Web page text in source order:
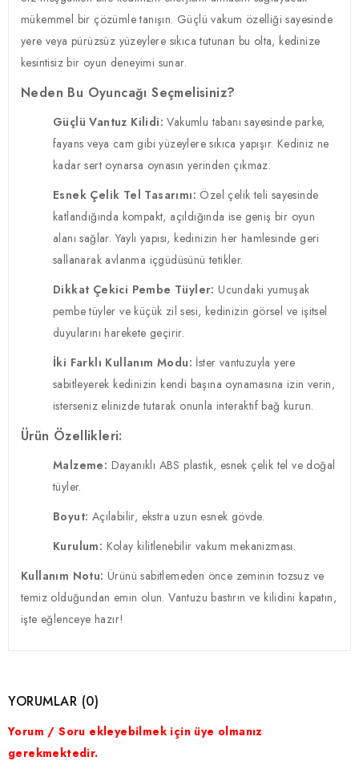
mükemmel bir çözümle tanışın. Güçlü vakum özelliği sayesinde
yere veya pürüzsüz yüzeylere sıkıca tutunan bu olta, kedinize
kesintisiz bir oyun deneyimi sunar.
Neden Bu Oyuncağı Seçmelisiniz?
Güçlü Vantuz Kilidi: Vakumlu tabanı sayesinde parke,
fayans veya cam gibi yüzeylere sıkıca yapışır. Kediniz ne
kadar sert oynarsa oynasın yerinden çıkmaz.
Esnek Çelik Tel Tasarımı: Özel çelik teli sayesinde
katlandığında kompakt, açıldığında ise geniş bir oyun
alanı sağlar. Yaylı yapısı, kedinizin her hamlesinde geri
sallanarak avlanma içgüdüsünü tetikler.
Dikkat Çekici Pembe Tüyler: Ucundaki yumuşak
pembe tüyler ve küçük zil sesi, kedinizin görsel ve işitsel
duyularını harekete geçirir.
İki Farklı Kullanım Modu: İster vantuzuyla yere
sabitleyerek kedinizin kendi başına oynamasına izin verin,
isterseniz elinizde tutarak onunla interaktif bağ kurun.
Ürün Özellikleri:
Malzeme: Dayanıklı ABS plastik, esnek çelik tel ve doğal
tüyler.
Boyut: Açılabilir, ekstra uzun esnek gövde.
Kurulum: Kolay kilitlenebilir vakum mekanizması.
Kullanım Notu: Ürünü sabitlemeden önce zeminin tozsuz ve
temiz olduğundan emin olun. Vantuzu bastırın ve kilidini kapatın,
işte eğlenceye hazır!
YORUMLAR (0)
Yorum / Soru ekleyebilmek için üye olmanız
gerekmektedir.